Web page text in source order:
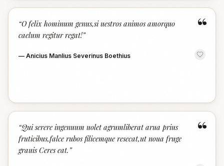
“
“O felix hominum genus,si uestros animos amorquo
caelum regitur regat!”
— Anicius Manlius Severinus Boethius
“
“Qui serere ingenuum uolet agrumliberat arua prius
fruticibus,falce rubos filicemque resecat,ut noua fruge
grauis Ceres eat. ”